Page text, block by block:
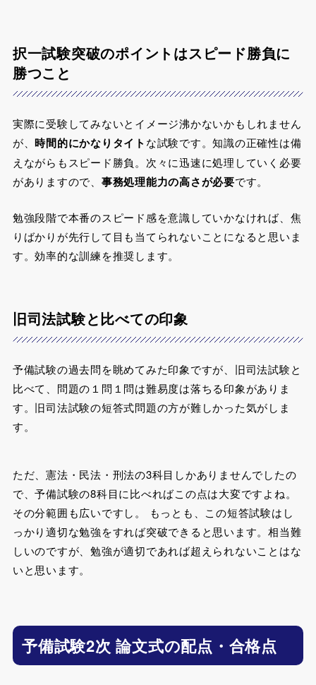
択一試験突破のポイントはスピード勝負に
勝つこと
実際に受験してみないとイメージ沸かないかもしれません
が、時間的にかなりタイト な試験です。知識の正確性は備
えながらもスピード勝負。次々に迅速に処理していく必要
がありますので、 事務処理能力の高さが必要です。
勉強段階で本番のスピード感を意識していかなければ、焦
りばかりが先行して目も当てられないことになると思いま
す。効率的な訓練を推奨します。
旧司法試験と比べての印象
予備試験の過去問を眺めてみた印象ですが、旧司法試験と
比べて、問題の１問１問は難易度は落ちる印象がありま
す。旧司法試験の短答式問題の方が難しかった気がしま
す。
ただ、憲法・民法・刑法の3科目しかありませんでしたの
で、予備試験の8科目に比べればこの点は大変ですよね。
その分範囲も広いですし。 もっとも、この短答試験はし
っかり適切な勉強をすれば突破できると思います。相当難
しいのですが、勉強が適切であれば超えられないことはな
いと思います。
予備試験2次 論文式の配点・合格点